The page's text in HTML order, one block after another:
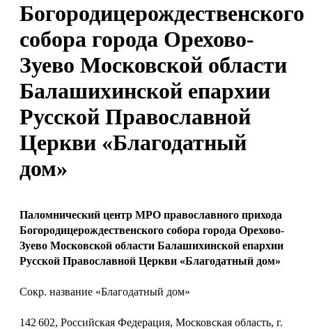
Богородицерождественского
собора города Орехово-
Зуево Московской области
Балашихинской епархии
Русской Православной
Церкви «Благодатный
дом»
Паломнический центр МРО православного прихода
Богородицерождественского собора города Орехово-
Зуево Московской области Балашихинской епархии
Русской Православной Церкви «Благодатный дом»
Сокр. название «Благодатный дом»
142 602, Российская Федерация, Московская область, г.